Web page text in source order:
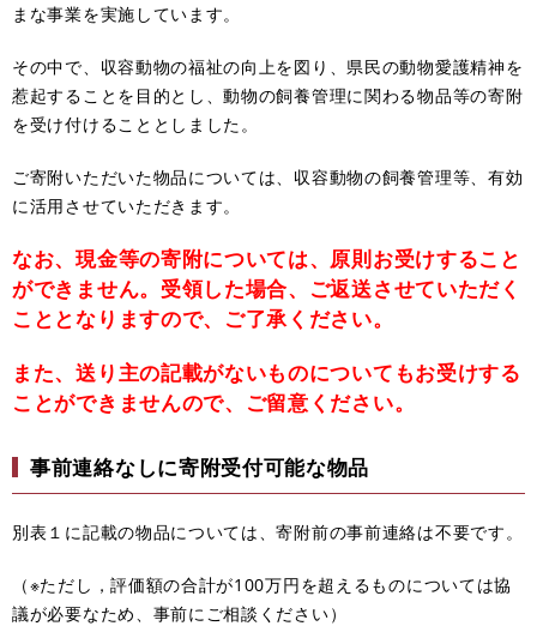
まな事業を実施しています。
その中で、収容動物の福祉の向上を図り、県民の動物愛護精神を
惹起することを目的とし、動物の飼養管理に関わる物品等の寄附
を受け付けることとしました。
ご寄附いただいた物品については、収容動物の飼養管理等、有効
に活用させていただきます。
なお、現金等の寄附については、原則お受けすること
ができません。受領した場合、ご返送させていただく
こととなりますので、ご了承ください。
また、送り主の記載がないものについてもお受けする
ことができませんので、ご留意ください。
事前連絡なしに寄附受付可能な物品
別表１に記載の物品については、寄附前の事前連絡は不要です。
（※ただし，評価額の合計が100万円を超えるものについては協
議が必要なため、事前にご相談ください）